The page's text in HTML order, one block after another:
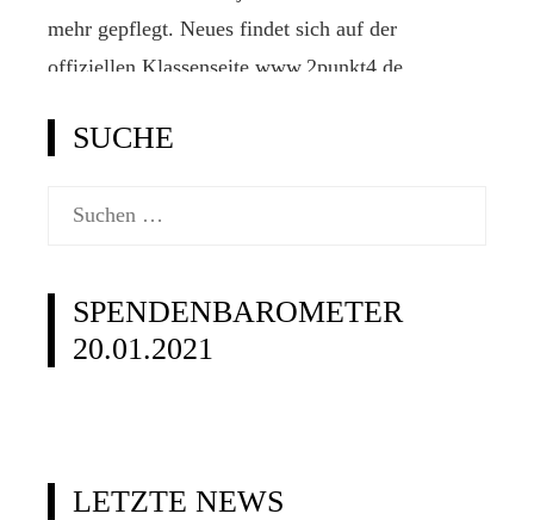
mehr gepflegt. Neues findet sich auf der
offiziellen Klassenseite www.2punkt4.de.
SUCHE
Suchen
SPENDENBAROMETER
20.01.2021
LETZTE NEWS